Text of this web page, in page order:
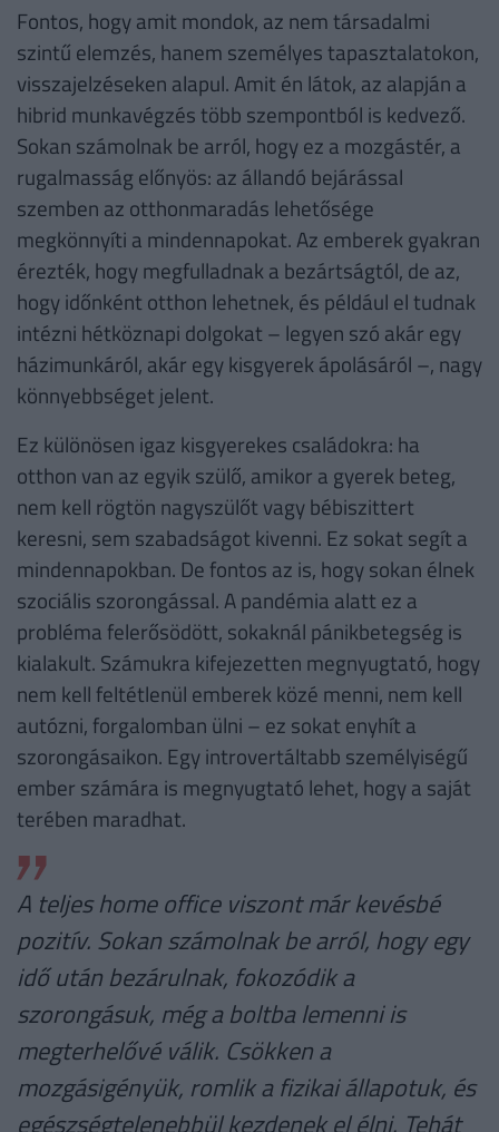
Fontos, hogy amit mondok, az nem társadalmi
szintű elemzés, hanem személyes tapasztalatokon,
visszajelzéseken alapul. Amit én látok, az alapján a
hibrid munkavégzés több szempontból is kedvező.
Sokan számolnak be arról, hogy ez a mozgástér, a
rugalmasság előnyös: az állandó bejárással
szemben az otthonmaradás lehetősége
megkönnyíti a mindennapokat. Az emberek gyakran
érezték, hogy megfulladnak a bezártságtól, de az,
hogy időnként otthon lehetnek, és például el tudnak
intézni hétköznapi dolgokat – legyen szó akár egy
házimunkáról, akár egy kisgyerek ápolásáról –, nagy
könnyebbséget jelent.
Ez különösen igaz kisgyerekes családokra: ha
otthon van az egyik szülő, amikor a gyerek beteg,
nem kell rögtön nagyszülőt vagy bébiszittert
keresni, sem szabadságot kivenni. Ez sokat segít a
mindennapokban. De fontos az is, hogy sokan élnek
szociális szorongással. A pandémia alatt ez a
probléma felerősödött, sokaknál pánikbetegség is
kialakult. Számukra kifejezetten megnyugtató, hogy
nem kell feltétlenül emberek közé menni, nem kell
autózni, forgalomban ülni – ez sokat enyhít a
szorongásaikon. Egy introvertáltabb személyiségű
ember számára is megnyugtató lehet, hogy a saját
terében maradhat.
A teljes home office viszont már kevésbé
pozitív. Sokan számolnak be arról, hogy egy
idő után bezárulnak, fokozódik a
szorongásuk, még a boltba lemenni is
megterhelővé válik. Csökken a
mozgásigényük, romlik a fizikai állapotuk, és